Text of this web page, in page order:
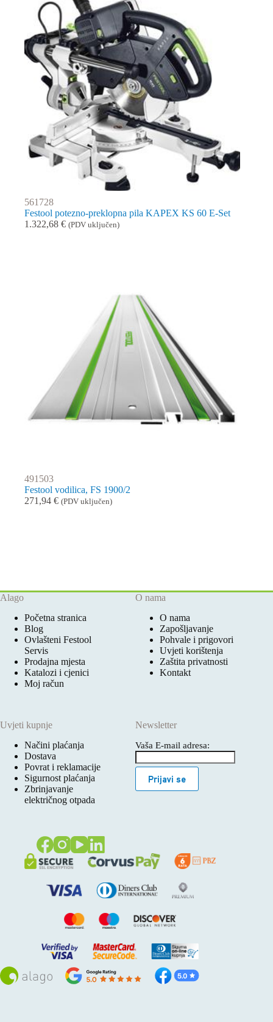
561728
Festool potezno-preklopna pila KAPEX KS 60 E-Set
1.322,68 € (PDV uključen)
491503
Festool vodilica, FS 1900/2
271,94 € (PDV uključen)
Alago
Početna stranica
Blog
Ovlašteni Festool
Servis
Prodajna mjesta
Katalozi i cjenici
Moj račun
O nama
O nama
Zapošljavanje
Pohvale i prigovori
Uvjeti korištenja
Zaštita privatnosti
Kontakt
Uvjeti kupnje
Načini plaćanja
Dostava
Povrat i reklamacije
Sigurnost plaćanja
Zbrinjavanje
električnog otpada
Newsletter
Vaša E-mail adresa:
Prijavi se